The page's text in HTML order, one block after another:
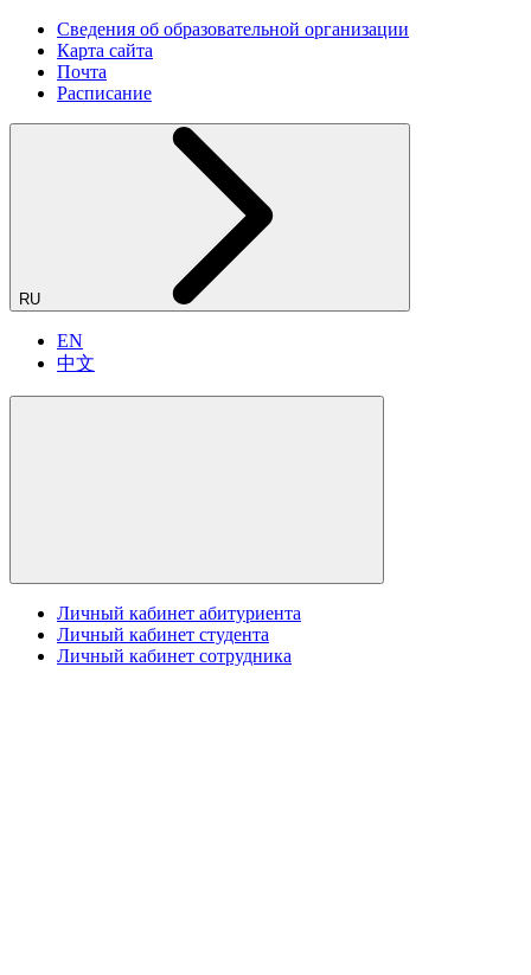
Сведения об образовательной организации
Карта сайта
Почта
Расписание
RU
EN
中文
Личный кабинет абитуриента
Личный кабинет студента
Личный кабинет сотрудника